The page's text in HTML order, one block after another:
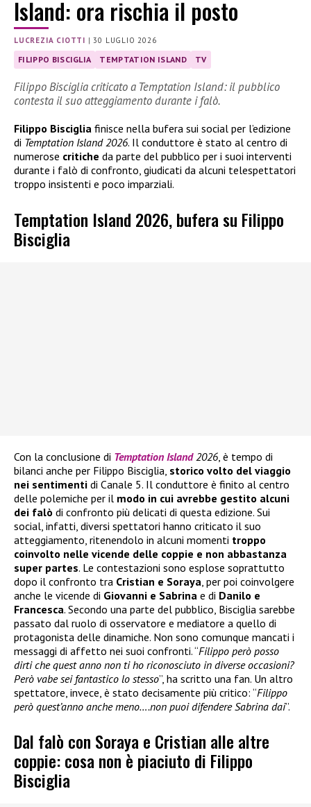
Island: ora rischia il posto
LUCREZIA CIOTTI |30 LUGLIO 2026
FILIPPO BISCIGLIA TEMPTATION ISLAND TV
Filippo Bisciglia criticato a Temptation Island: il pubblico
contesta il suo atteggiamento durante i falò.
Filippo Bisciglia finisce nella bufera sui social per l’edizione
di Temptation Island 2026. Il conduttore è stato al centro di
numerose critiche da parte del pubblico per i suoi interventi
durante i falò di confronto, giudicati da alcuni telespettatori
troppo insistenti e poco imparziali.
Temptation Island 2026, bufera su Filippo
Bisciglia
Con la conclusione di Temptation Island 2026 , è tempo di
bilanci anche per Filippo Bisciglia, storico volto del viaggio
nei sentimenti di Canale 5. Il conduttore è finito al centro
delle polemiche per il modo in cui avrebbe gestito alcuni
dei falò di confronto più delicati di questa edizione. Sui
social, infatti, diversi spettatori hanno criticato il suo
atteggiamento, ritenendolo in alcuni momenti troppo
coinvolto nelle vicende delle coppie e non abbastanza
super partes. Le contestazioni sono esplose soprattutto
dopo il confronto tra Cristian e Soraya , per poi coinvolgere
anche le vicende di Giovanni e Sabrina e di Danilo e
Francesca. Secondo una parte del pubblico, Bisciglia sarebbe
passato dal ruolo di osservatore e mediatore a quello di
protagonista delle dinamiche. Non sono comunque mancati i
messaggi di affetto nei suoi confronti. “Filippo però posso
dirti che quest anno non ti ho riconosciuto in diverse occasioni?
Però vabe sei fantastico lo stesso”, ha scritto una fan. Un altro
spettatore, invece, è stato decisamente più critico: “Filippo
però quest’anno anche meno….non puoi difendere Sabrina dai”.
Dal falò con Soraya e Cristian alle altre
coppie: cosa non è piaciuto di Filippo
Bisciglia